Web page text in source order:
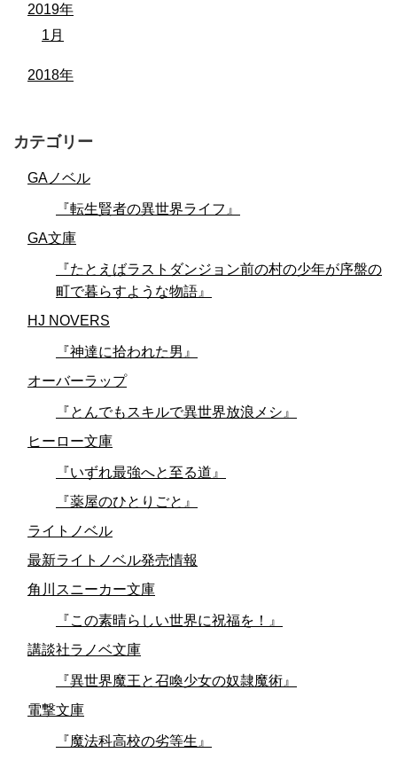
2019年
1月
2018年
カテゴリー
GAノベル
『転生賢者の異世界ライフ』
GA文庫
『たとえばラストダンジョン前の村の少年が序盤の
町で暮らすような物語』
HJ NOVERS
『神達に拾われた男』
オーバーラップ
『とんでもスキルで異世界放浪メシ』
ヒーロー文庫
『いずれ最強へと至る道』
『薬屋のひとりごと』
ライトノベル
最新ライトノベル発売情報
角川スニーカー文庫
『この素晴らしい世界に祝福を！』
講談社ラノベ文庫
『異世界魔王と召喚少女の奴隷魔術』
電撃文庫
『魔法科高校の劣等生』